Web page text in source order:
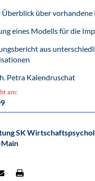
Überblick über
eines Modells für die
aus
Petra Kalendruschat
am:
SK
Main